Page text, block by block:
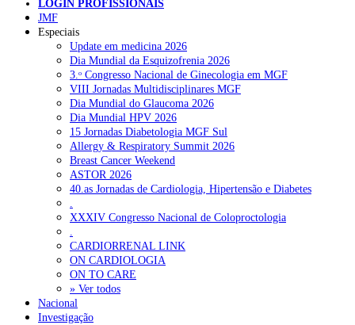
NOTÍCIAS RECENTES
Portugal está a formar os médicos de que precisa?
Estudantes de Medicina representados na 79.ª World Health
Assembly 6 de Agosto, 2026
SCORA X-Change Portugal promove formação internacional
em saúde sexual e reprodutiva
ANEM reúne com coordenador do Pacto Estratégico para a
Saúde 6 de Agosto, 2026
Sindicato diz que nova carreira de médicos dentistas reforça
estabilidade no SNS
LOGIN PROFISSIONAIS
JMF
Especiais
Update em medicina 2026
Dia Mundial da Esquizofrenia 2026
3.ᵒ Congresso Nacional de Ginecologia em MGF
VIII Jornadas Multidisciplinares MGF
Dia Mundial do Glaucoma 2026
Dia Mundial HPV 2026
15 Jornadas Diabetologia MGF Sul
Allergy & Respiratory Summit 2026
Breast Cancer Weekend
ASTOR 2026
40.as Jornadas de Cardiologia, Hipertensão e Diabetes
.
XXXIV Congresso Nacional de Coloproctologia
.
CARDIORRENAL LINK
ON CARDIOLOGIA
ON TO CARE
» Ver todos
Nacional
Investigação